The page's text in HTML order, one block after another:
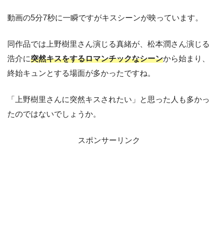
動画の5分7秒に一瞬ですがキスシーンが映っています。
同作品では上野樹里さん演じる真緒が、松本潤さん演じる
浩介に突然キスをするロマンチックなシーンから始まり、
終始キュンとする場面が多かったですね。
「上野樹里さんに突然キスされたい」と思った人も多かっ
たのではないでしょうか。
スポンサーリンク